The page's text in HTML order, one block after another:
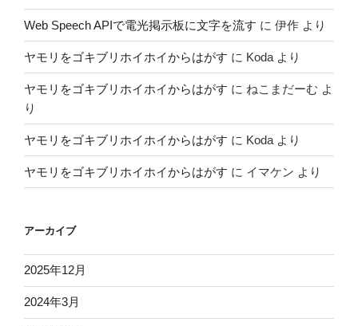
Web Speech APIで電光掲示板に文字を流す に 伊作 より
ヤモリをゴキブリホイホイからはがす に Koda より
ヤモリをゴキブリホイホイからはがす に ねこまだーむ よ
り
ヤモリをゴキブリホイホイからはがす に Koda より
ヤモリをゴキブリホイホイからはがす に イマケン より
アーカイブ
2025年12月
2024年3月